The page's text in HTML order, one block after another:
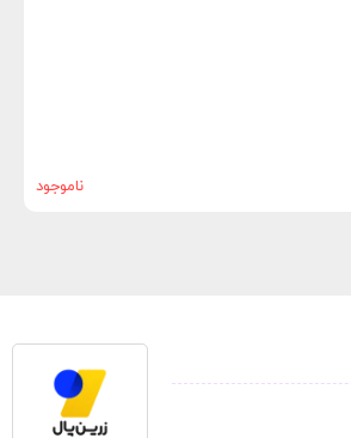
ناموجود